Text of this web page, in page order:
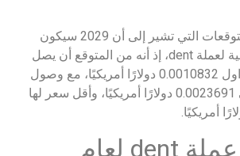
هناك الكثير من التوقعات التي تشير إلى أن 2029 سيكون
عام الفرصة الذهبية لعملة dent، إذ أنه من المتوقع أن يصل
متوسط سعر التداول 0.0010832 دولارًا أمريكيًا، مع وصول
أعلى سعر لها إلى 0.0023691 دولارًا أمريكيًا، وأقل سعر لها
مستقبل عملة dent لعام